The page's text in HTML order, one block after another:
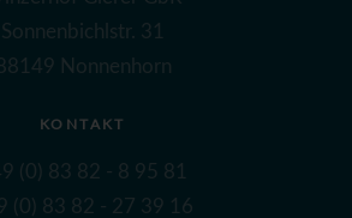
Sonnenbichlstr. 31
Nonnenhorn
KONTAKT
(0) 83 82 - 8 95 81
(0) 83 82 - 27 39 16